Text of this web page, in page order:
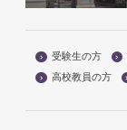
受験生の方
高校教員の方